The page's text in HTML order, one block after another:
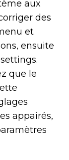
aux
des
et
ensuite
que le
appairés,